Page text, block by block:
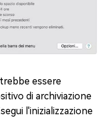
essere
di archiviazione
l'inizializzazione